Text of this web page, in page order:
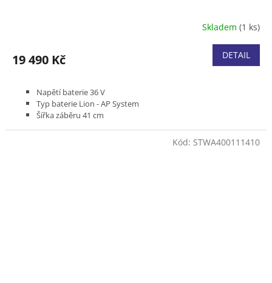
Skladem (1 ks)
19 490 Kč DETAIL
Napětí baterie 36 V
Typ baterie Lion - AP System
Šířka záběru 41 cm
Kód: STWA400111410